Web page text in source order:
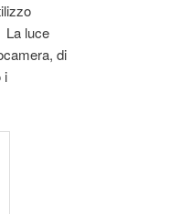
La luce
di
i